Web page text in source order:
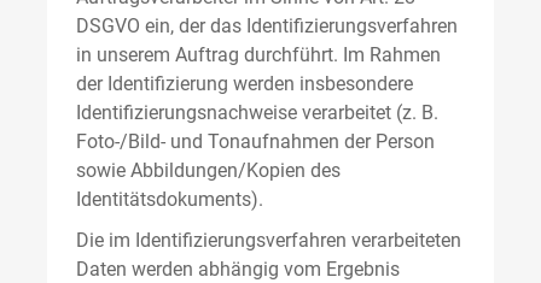
DSGVO ein, der das Identifizierungsverfahren
in unserem Auftrag durchführt. Im Rahmen
der Identifizierung werden insbesondere
Identifizierungsnachweise verarbeitet (z. B.
Foto-/Bild- und Tonaufnahmen der Person
sowie Abbildungen/Kopien des
Identitätsdokuments).
Die im Identifizierungsverfahren verarbeiteten
Daten werden abhängig vom Ergebnis